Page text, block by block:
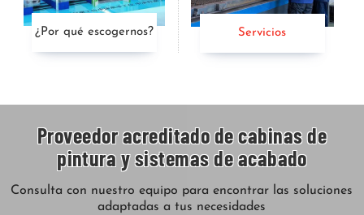
¿Por qué escogernos? Servicios
Proveedor acreditado de cabinas de
pintura y sistemas de acabado
Consulta con nuestro equipo para encontrar las soluciones
adaptadas a tus necesidades